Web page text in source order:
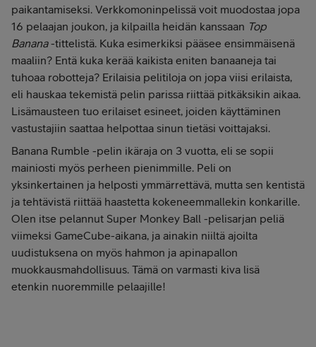
paikantamiseksi. Verkkomoninpelissä voit muodostaa jopa
16 pelaajan joukon, ja kilpailla heidän kanssaan Top
Banana-tittelistä. Kuka esimerkiksi pääsee ensimmäisenä
maaliin? Entä kuka kerää kaikista eniten banaaneja tai
tuhoaa robotteja? Erilaisia pelitiloja on jopa viisi erilaista,
eli hauskaa tekemistä pelin parissa riittää pitkäksikin aikaa.
Lisämausteen tuo erilaiset esineet, joiden käyttäminen
vastustajiin saattaa helpottaa sinun tietäsi voittajaksi.
Banana Rumble -pelin ikäraja on 3 vuotta, eli se sopii
mainiosti myös perheen pienimmille. Peli on
yksinkertainen ja helposti ymmärrettävä, mutta sen kentistä
ja tehtävistä riittää haastetta kokeneemmallekin konkarille.
Olen itse pelannut Super Monkey Ball -pelisarjan peliä
viimeksi GameCube-aikana, ja ainakin niiltä ajoilta
uudistuksena on myös hahmon ja apinapallon
muokkausmahdollisuus. Tämä on varmasti kiva lisä
etenkin nuoremmille pelaajille!